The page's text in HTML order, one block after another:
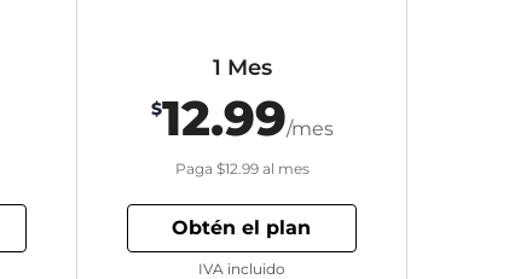
1 Mes
$12.99/mes
Paga $12.99al mes
Obtén el plan
IVA incluido